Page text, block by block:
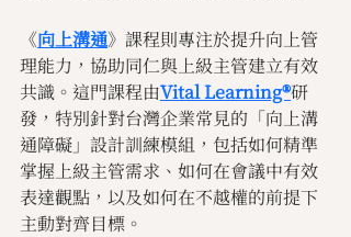
《向上溝通》課程則專注於提升向上管
理能力，協助同仁與上級主管建立有效
共識。這門課程由Vital Learning®研
發，特別針對台灣企業常見的「向上溝
通障礙」設計訓練模組，包括如何精準
掌握上級主管需求、如何在會議中有效
表達觀點，以及如何在不越權的前提下
主動對齊目標。